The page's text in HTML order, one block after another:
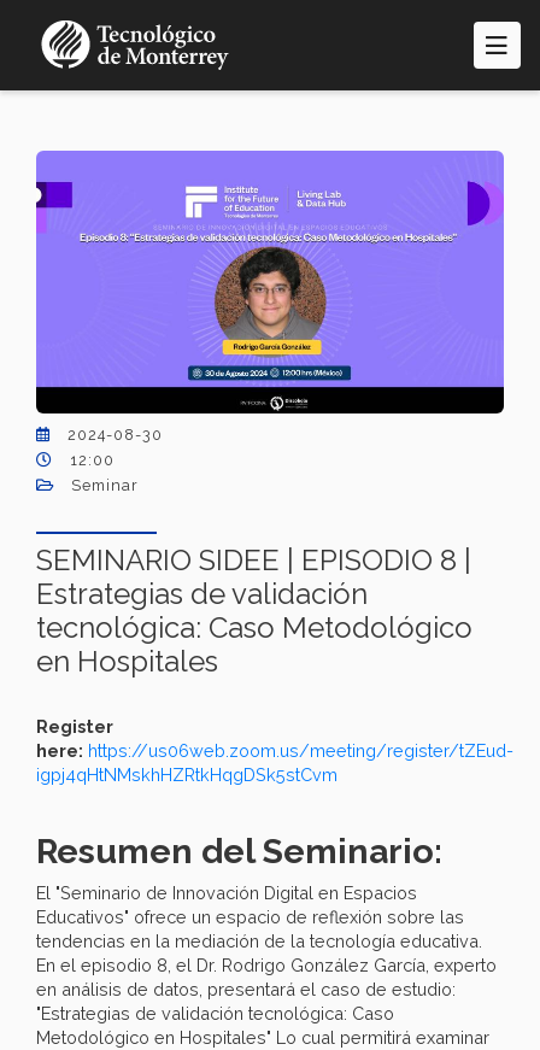
2024-08-30
12:00
Seminar
SEMINARIO SIDEE | EPISODIO 8 |
Estrategias de validación
tecnológica: Caso Metodológico
en Hospitales
Register
here: https://us06web.zoom.us/meeting/register/tZEud-
igpj4qHtNMskhHZRtkHqgDSk5stCvm
Resumen del Seminario:
El "Seminario de Innovación Digital en Espacios
Educativos" ofrece un espacio de reflexión sobre las
tendencias en la mediación de la tecnología educativa.
En el episodio 8, el Dr. Rodrigo González García, experto
en análisis de datos, presentará el caso de estudio:
"Estrategias de validación tecnológica: Caso
Metodológico en Hospitales" Lo cual permitirá examinar